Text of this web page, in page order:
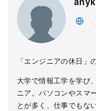
「エンジニアの休日」
大学で情報工学を学び
ニア。パソコンやスマ
とが多く、仕事でもな